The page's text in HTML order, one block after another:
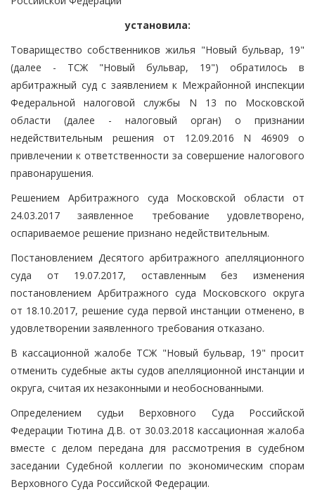
установила:
Товарищество собственников жилья "Новый бульвар, 19"
(далее - ТСЖ "Новый бульвар, 19") обратилось в
арбитражный суд с заявлением к Межрайонной инспекции
Федеральной налоговой службы N 13 по Московской
области (далее - налоговый орган) о признании
недействительным решения от 12.09.2016 N 46909 о
привлечении к ответственности за совершение налогового
правонарушения.
Решением Арбитражного суда Московской области от
24.03.2017 заявленное требование удовлетворено,
оспариваемое решение признано недействительным.
Постановлением Десятого арбитражного апелляционного
суда от 19.07.2017, оставленным без изменения
постановлением Арбитражного суда Московского округа
от 18.10.2017, решение суда первой инстанции отменено, в
удовлетворении заявленного требования отказано.
В кассационной жалобе ТСЖ "Новый бульвар, 19" просит
отменить судебные акты судов апелляционной инстанции и
округа, считая их незаконными и необоснованными.
Определением судьи Верховного Суда Российской
Федерации Тютина Д.В. от 30.03.2018 кассационная жалоба
вместе с делом передана для рассмотрения в судебном
заседании Судебной коллегии по экономическим спорам
Верховного Суда Российской Федерации.